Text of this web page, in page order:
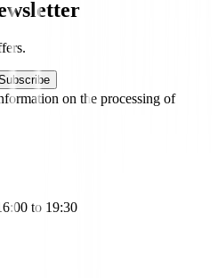
on the processing of
to 19:30